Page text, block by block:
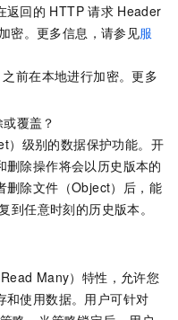
返回的 HTTP 请求 Header
密。更多信息，请参见服
之前在本地进行加密。更多
覆盖？
）级别的数据保护功能。开
删除操作将会以历史版本的
删除文件（Object）后，能
到任意时刻的历史版本。
Many）特性，允许您
和使用数据。用户可针对